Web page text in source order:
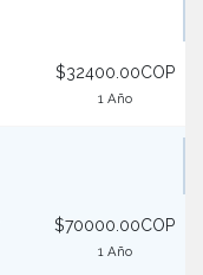
$32400.00COP
1 Año
$70000.00COP
1 Año